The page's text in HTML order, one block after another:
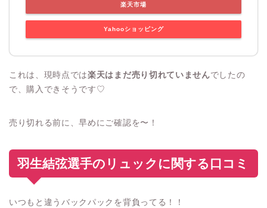
楽天市場
Yahooショッピング
これは、現時点では楽天はまだ売り切れていませんでしたの
で、購入できそうです♡
売り切れる前に、早めにご確認を〜！
羽生結弦選手のリュックに関する口コミ
いつもと違うバックパックを背負ってる！！